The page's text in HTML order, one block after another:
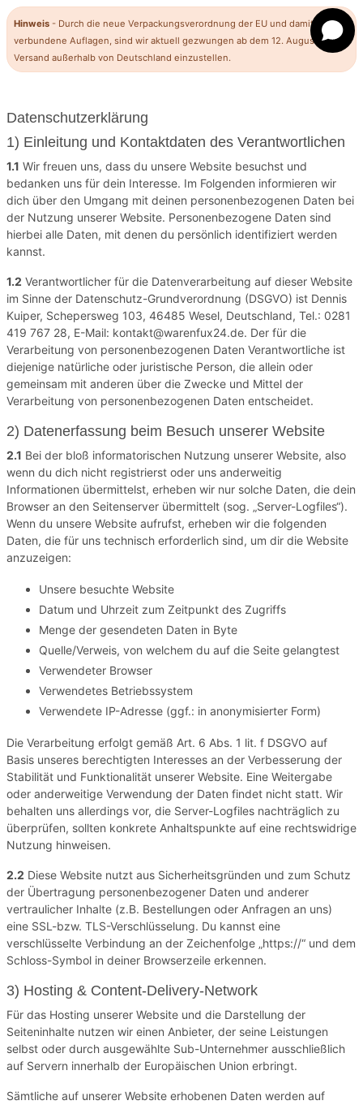
Hinweis - Durch die neue Verpackungsverordnung der EU und damit
verbundene Auflagen, sind wir aktuell gezwungen ab dem 12. August den
Versand außerhalb von Deutschland einzustellen.
Datenschutzerklärung
1) Einleitung und Kontaktdaten des Verantwortlichen
1.1 Wir freuen uns, dass du unsere Website besuchst und
bedanken uns für dein Interesse. Im Folgenden informieren wir
dich über den Umgang mit deinen personenbezogenen Daten bei
der Nutzung unserer Website. Personenbezogene Daten sind
hierbei alle Daten, mit denen du persönlich identifiziert werden
kannst.
1.2 Verantwortlicher für die Datenverarbeitung auf dieser Website
im Sinne der Datenschutz-Grundverordnung (DSGVO) ist Dennis
Kuiper, Schepersweg 103, 46485 Wesel, Deutschland, Tel.: 0281
419 767 28, E-Mail: kontakt@warenfux24.de. Der für die
Verarbeitung von personenbezogenen Daten Verantwortliche ist
diejenige natürliche oder juristische Person, die allein oder
gemeinsam mit anderen über die Zwecke und Mittel der
Verarbeitung von personenbezogenen Daten entscheidet.
2) Datenerfassung beim Besuch unserer Website
2.1 Bei der bloß informatorischen Nutzung unserer Website, also
wenn du dich nicht registrierst oder uns anderweitig
Informationen übermittelst, erheben wir nur solche Daten, die dein
Browser an den Seitenserver übermittelt (sog. „Server-Logfiles“).
Wenn du unsere Website aufrufst, erheben wir die folgenden
Daten, die für uns technisch erforderlich sind, um dir die Website
anzuzeigen:
Unsere besuchte Website
Datum und Uhrzeit zum Zeitpunkt des Zugriffs
Menge der gesendeten Daten in Byte
Quelle/Verweis, von welchem du auf die Seite gelangtest
Verwendeter Browser
Verwendetes Betriebssystem
Verwendete IP-Adresse (ggf.: in anonymisierter Form)
Die Verarbeitung erfolgt gemäß Art. 6 Abs. 1 lit. f DSGVO auf
Basis unseres berechtigten Interesses an der Verbesserung der
Stabilität und Funktionalität unserer Website. Eine Weitergabe
oder anderweitige Verwendung der Daten findet nicht statt. Wir
behalten uns allerdings vor, die Server-Logfiles nachträglich zu
überprüfen, sollten konkrete Anhaltspunkte auf eine rechtswidrige
Nutzung hinweisen.
2.2 Diese Website nutzt aus Sicherheitsgründen und zum Schutz
der Übertragung personenbezogener Daten und anderer
vertraulicher Inhalte (z.B. Bestellungen oder Anfragen an uns)
eine SSL-bzw. TLS-Verschlüsselung. Du kannst eine
verschlüsselte Verbindung an der Zeichenfolge „https://“ und dem
Schloss-Symbol in deiner Browserzeile erkennen.
3) Hosting & Content-Delivery-Network
Für das Hosting unserer Website und die Darstellung der
Seiteninhalte nutzen wir einen Anbieter, der seine Leistungen
selbst oder durch ausgewählte Sub-Unternehmer ausschließlich
auf Servern innerhalb der Europäischen Union erbringt.
Sämtliche auf unserer Website erhobenen Daten werden auf